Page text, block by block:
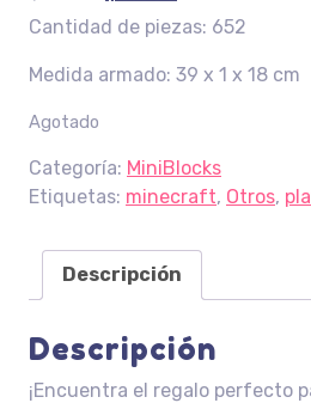
precio
era:
precio
es:
Cantidad de piezas: 652
Medida armado: 39 x 1 x 18 cm
Agotado
Categoría: MiniBlocks
Etiquetas: minecraft, Otros,
Descripción
Descripción
¡Encuentra el regalo perfecto